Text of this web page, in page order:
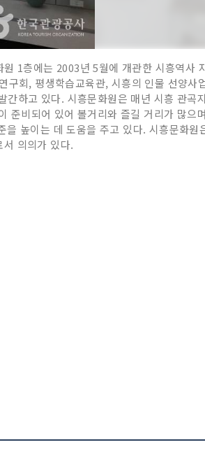
1층에는 2003년 5월에 개관한 시흥역사
구회, 평생학습교육관, 시흥의 인물 선양사
하고 있다. 시흥문화원은 매년 시흥 관곡
준비되어 있어 볼거리와 즐길 거리가 많으
높이는 데 도움을 주고 있다. 시흥문화원
의의가 있다.